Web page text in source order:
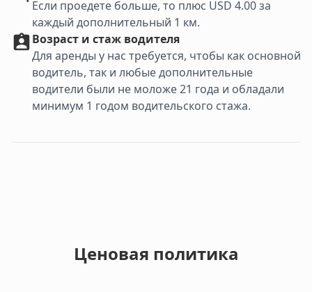
Если проедете больше, то плюс USD 4.00 за
каждый дополнительный 1 км.
Возраст и стаж водителя
Для аренды у нас требуется, чтобы как основной
водитель, так и любые дополнительные
водители были не моложе 21 года и обладали
минимум 1 годом водительского стажа.
Ценовая политика